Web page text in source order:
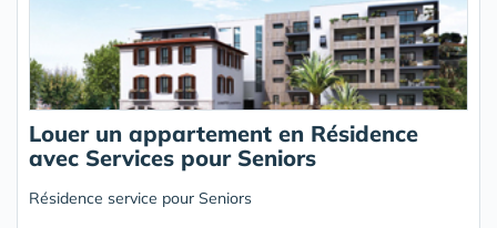
Louer un appartement en Résidence
avec Services pour Seniors
Résidence service pour Seniors